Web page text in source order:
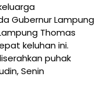
Gubernur Lampung
Thomas
keluhan ini.
puhak
Senin